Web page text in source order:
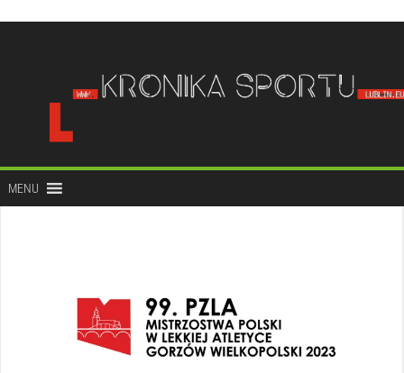
treści
MENU